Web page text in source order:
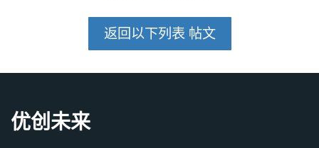
返回以下列表 帖文
优创未来